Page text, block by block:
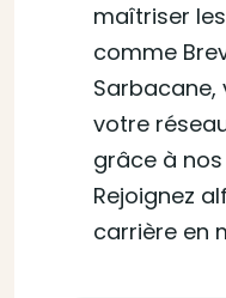
maîtriser
comme
Sarbacane,
votre
grâce à
Rejoignez
carrière en